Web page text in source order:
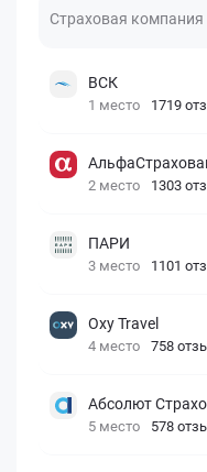
Страховая компания
ВСК
1 место 1719
2 место 1303
ПАРИ
3 место 1101
Oxy Travel
4 место 758
Абсолют
5 место 578